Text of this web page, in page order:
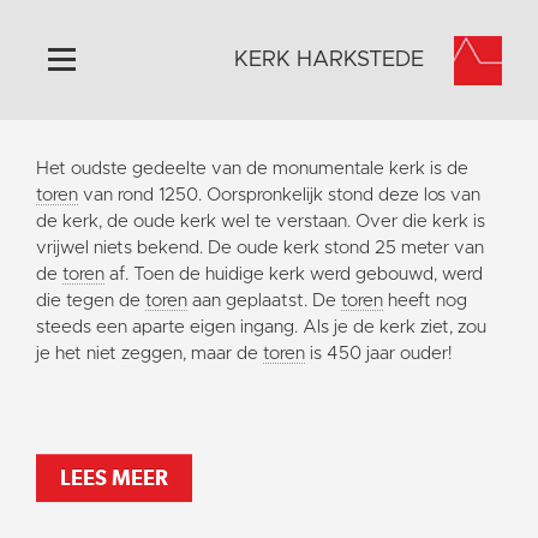
Home
Algemeen
Historie
Omgeving
Activiteiten
Steun ons
KERK HARKSTEDE
Het oudste gedeelte van de monumentale kerk is de
toren van rond 1250. Oorspronkelijk stond deze los van
de kerk, de oude kerk wel te verstaan. Over die kerk is
vrijwel niets bekend. De oude kerk stond 25 meter van
de toren af. Toen de huidige kerk werd gebouwd, werd
die tegen de toren aan geplaatst. De toren heeft nog
steeds een aparte eigen ingang. Als je de kerk ziet, zou
je het niet zeggen, maar de toren is 450 jaar ouder!
LEES MEER